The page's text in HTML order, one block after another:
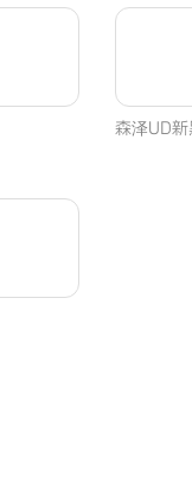
森泽UD新